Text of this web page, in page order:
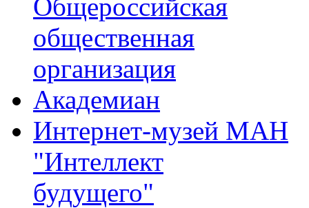
Общероссийская
общественная
организация
Академиан
Интернет-музей МАН
"Интеллект
будущего"